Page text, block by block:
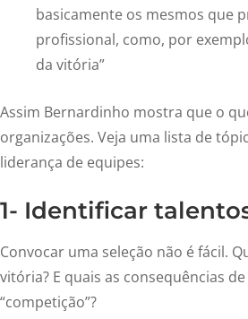
basicamente os mesmos que
profissional, como, por
da vitória”
Assim Bernardinho mostra que o
organizações. Veja uma lista de
liderança de equipes:
1- Identificar
Convocar uma seleção não é fácil.
vitória? E quais as consequências
“competição”?